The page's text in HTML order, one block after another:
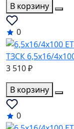
В корзину
0
ТЗСК 6,5x16/
3 510 ₽
В корзину
0